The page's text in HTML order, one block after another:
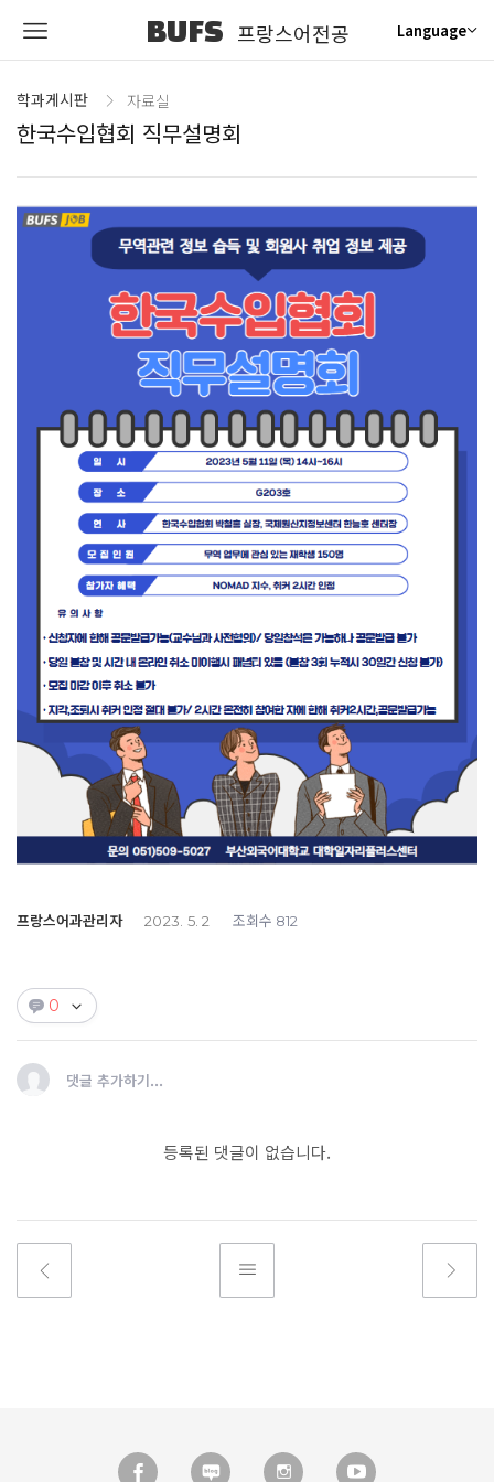
BUFS 프랑스어전공 Language
학과게시판 자료실
한국수입협회 직무설명회
프랑스어과관리자 2023. 5. 2 조회수 812
0
댓글 추가하기...
등록된 댓글이 없습니다.